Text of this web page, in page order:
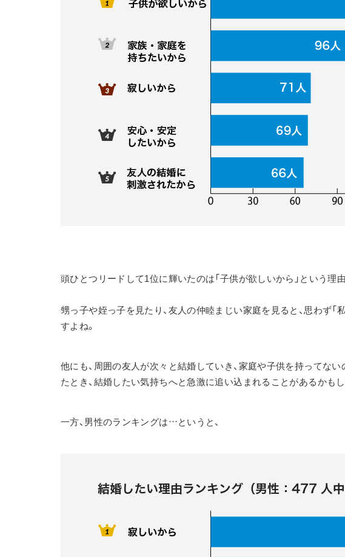
頭ひとつリードして1位に輝いたのは「子供が欲しいから」という理
甥っ子や姪っ子を見たり、友人の仲睦まじい家庭を見ると、思わず「
すよね。
他にも、周囲の友人が次々と結婚していき、家庭や子供を持ってな
たとき、結婚したい気持ちへと急激に追い込まれることがあるかもし
一方、男性のランキングは…というと、